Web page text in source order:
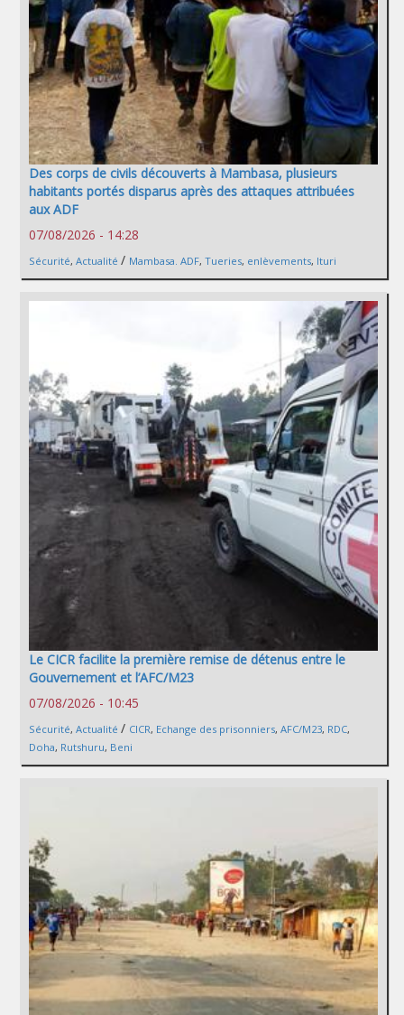
Des corps de civils découverts à Mambasa, plusieurs
habitants portés disparus après des attaques attribuées
aux ADF
07/08/2026 - 14:28
Sécurité, Actualité / Mambasa. ADF, Tueries, enlèvements, Ituri
Le CICR facilite la première remise de détenus entre le
Gouvernement et l’AFC/M23
07/08/2026 - 10:45
Sécurité, Actualité / CICR, Echange des prisonniers, AFC/M23, RDC,
Doha, Rutshuru, Beni